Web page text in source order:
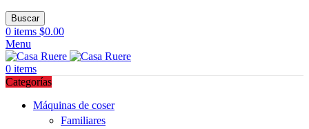
Buscar
0 items $0.00
Menu
0 items
Categorías
Máquinas de coser
Familiares